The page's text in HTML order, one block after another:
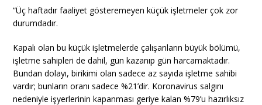
“Üç haftadır faaliyet gösteremeyen küçük işletmeler çok zor
durumdadır.
Kapalı olan bu küçük işletmelerde çalışanların büyük bölümü,
işletme sahipleri de dahil, gün kazanıp gün harcamaktadır.
Bundan dolayı, birikimi olan sadece az sayıda işletme sahibi
vardır; bunların oranı sadece %21’dir. Koronavirus salgını
nedeniyle işyerlerinin kapanması geriye kalan %79’u hazırlıksız